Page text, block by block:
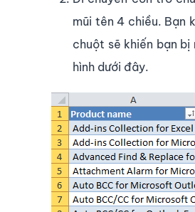
mũi tên 4 chiều. Bạn
chuột sẽ khiến bạn
hình dưới đây.